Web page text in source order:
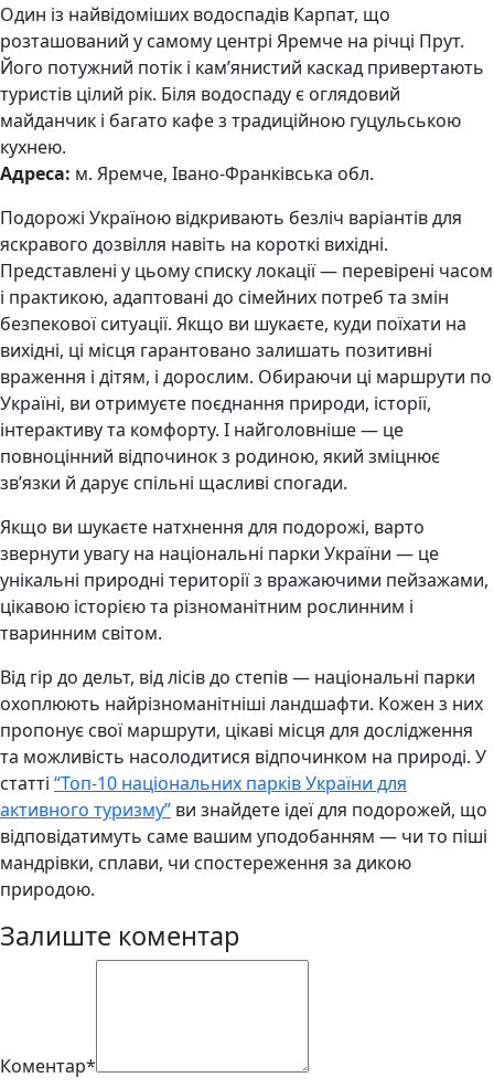
Один із найвідоміших водоспадів Карпат, що
розташований у самому центрі Яремче на річці Прут.
Його потужний потік і кам’янистий каскад привертають
туристів цілий рік. Біля водоспаду є оглядовий
майданчик і багато кафе з традиційною гуцульською
кухнею.
Адреса: м. Яремче, Івано-Франківська обл.
Подорожі Україною відкривають безліч варіантів для
яскравого дозвілля навіть на короткі вихідні.
Представлені у цьому списку локації — перевірені часом
і практикою, адаптовані до сімейних потреб та змін
безпекової ситуації. Якщо ви шукаєте, куди поїхати на
вихідні, ці місця гарантовано залишать позитивні
враження і дітям, і дорослим. Обираючи ці маршрути по
Україні, ви отримуєте поєднання природи, історії,
інтерактиву та комфорту. І найголовніше — це
повноцінний відпочинок з родиною, який зміцнює
зв’язки й дарує спільні щасливі спогади.
Якщо ви шукаєте натхнення для подорожі, варто
звернути увагу на національні парки України — це
унікальні природні території з вражаючими пейзажами,
цікавою історією та різноманітним рослинним і
тваринним світом.
Від гір до дельт, від лісів до степів — національні парки
охоплюють найрізноманітніші ландшафти. Кожен з них
пропонує свої маршрути, цікаві місця для дослідження
та можливість насолодитися відпочинком на природі. У
статті “Топ-10 національних парків України для
активного туризму” ви знайдете ідеї для подорожей, що
відповідатимуть саме вашим уподобанням — чи то піші
мандрівки, сплави, чи спостереження за дикою
природою.
Залиште коментар
Коментар*